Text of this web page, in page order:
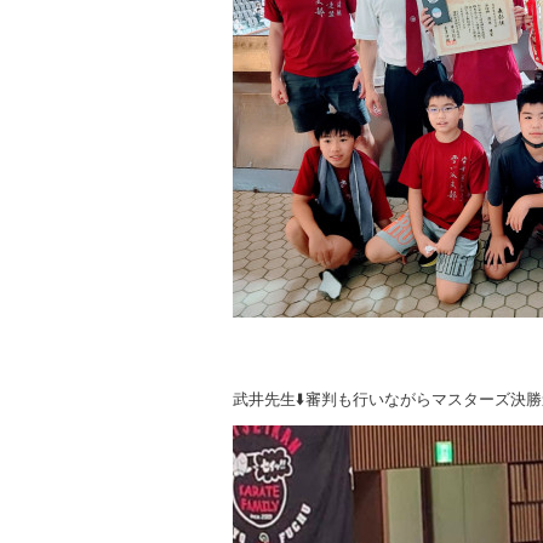
武井先生⬇️審判も行いながらマスターズ決